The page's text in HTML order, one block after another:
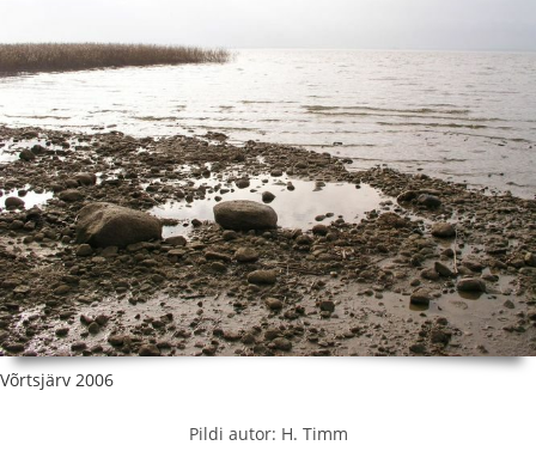
Võrtsjärv 2006
Pildi autor: H. Timm